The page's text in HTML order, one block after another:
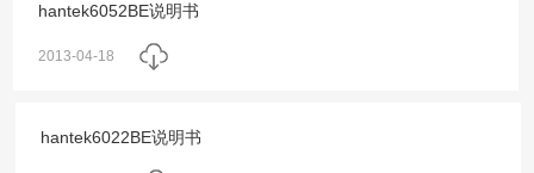
hantek6052BE说明书
2013-04-18
hantek6022BE说明书